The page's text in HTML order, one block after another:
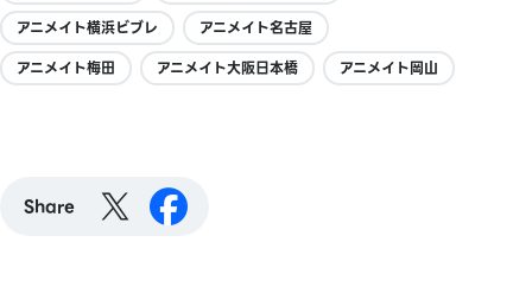
アニメイト横浜ビブレ
アニメイト名古屋
アニメイト梅田
アニメイト大阪日本橋 アニメイト岡山
Share